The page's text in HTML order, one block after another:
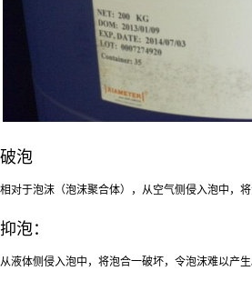
破泡
相对于泡沫（泡沫聚合体），从空气侧侵入泡中，将
抑泡：
从液体侧侵入泡中，将泡合一破坏，令泡沫难以产生